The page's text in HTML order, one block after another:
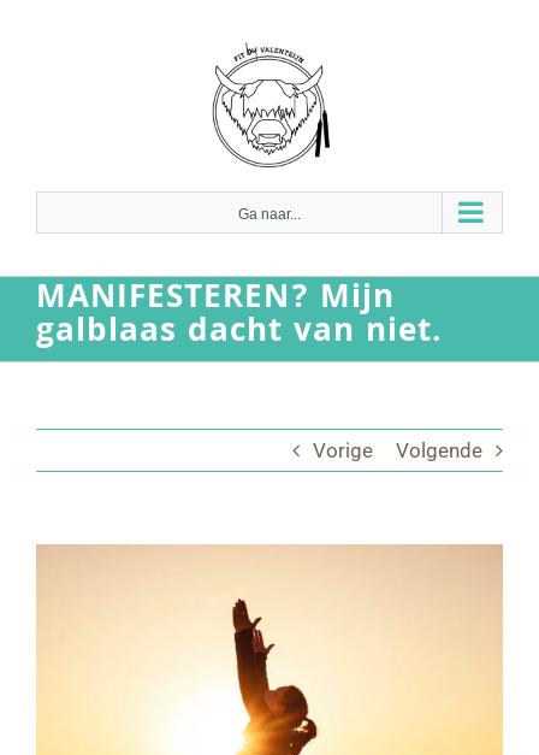
Ga naar...
MANIFESTEREN? Mijn
galblaas dacht van niet.
Vorige Volgende